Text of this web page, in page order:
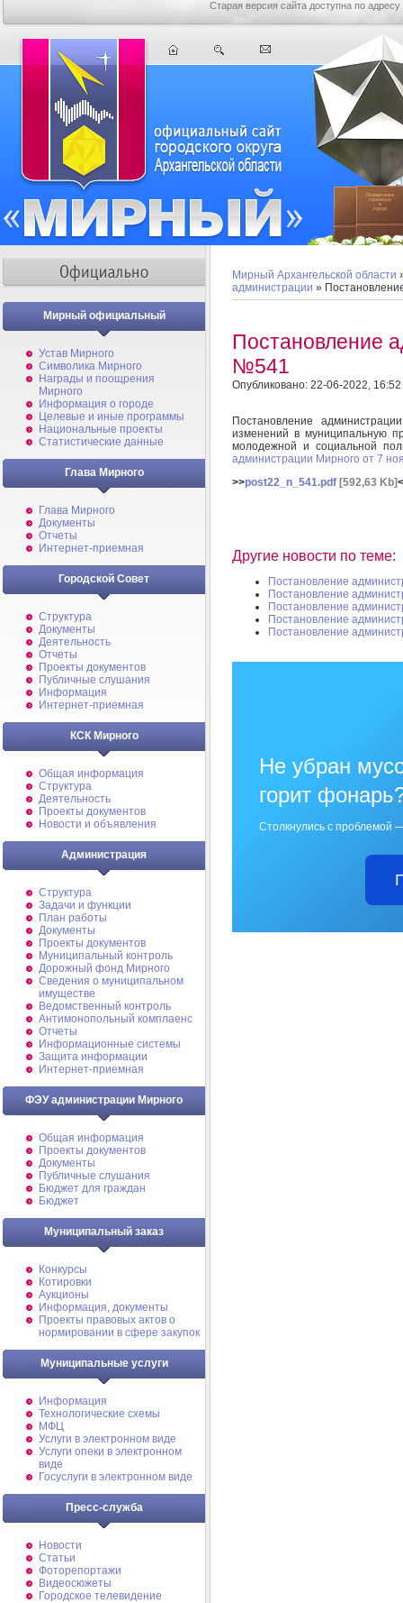
Старая версия сайта доступна по адресу
Мирный официальный
Устав Мирного
Символика Мирного
Награды и поощрения
Мирного
Информация о городе
Целевые и иные программы
Национальные проекты
Статистические данные
Глава Мирного
Глава Мирного
Документы
Отчеты
Интернет-приемная
Городской Совет
Структура
Документы
Деятельность
Отчеты
Проекты документов
Публичные слушания
Информация
Интернет-приемная
КСК Мирного
Общая информация
Структура
Деятельность
Проекты документов
Новости и объявления
Администрация
Структура
Задачи и функции
План работы
Документы
Проекты документов
Муниципальный контроль
Дорожный фонд Мирного
Cведения о муниципальном
имуществе
Ведомственный контроль
Антимонопольный комплаенс
Отчеты
Информационные системы
Защита информации
Интернет-приемная
ФЭУ администрации Мирного
Общая информация
Проекты документов
Документы
Публичные слушания
Бюджет для граждан
Бюджет
Муниципальный заказ
Конкурсы
Котировки
Аукционы
Информация, документы
Проекты правовых актов о
нормировании в сфере закупок
Муниципальные услуги
Информация
Технологические схемы
МФЦ
Услуги в электронном виде
Услуги опеки в электронном
виде
Госуслуги в электронном виде
Пресс-служба
Новости
Статьи
Фоторепортажи
Видеосюжеты
Городское телевидение
Мирный Архангельской области
администрации »
Постановление
№541
Опубликовано: 22-06-2022, 16:52
Постановление
изменений в муниципальную
молодежной и социальной
администрации Мирного от 7
>>post22_n_541.pdf [592,63 Kb]
Другие новости по теме:
Постановление
Постановление
Постановление
Постановление
Постановление
Не убран
горит
Столкнулись с проблемой